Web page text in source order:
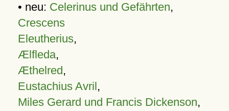
• neu: Celerinus und Gefährten,
Crescens
Eleutherius,
Ælfleda,
Æthelred,
Eustachius Avril,
Miles Gerard und Francis Dickenson,